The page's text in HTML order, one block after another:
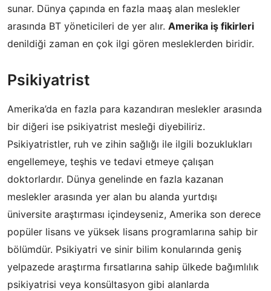
sunar. Dünya çapında en fazla maaş alan meslekler
arasında BT yöneticileri de yer alır. Amerika iş fikirleri
denildiği zaman en çok ilgi gören mesleklerden biridir.
Psikiyatrist
Amerika’da en fazla para kazandıran meslekler arasında
bir diğeri ise psikiyatrist mesleği diyebiliriz.
Psikiyatristler, ruh ve zihin sağlığı ile ilgili bozuklukları
engellemeye, teşhis ve tedavi etmeye çalışan
doktorlardır. Dünya genelinde en fazla kazanan
meslekler arasında yer alan bu alanda yurtdışı
üniversite araştırması içindeyseniz, Amerika son derece
popüler lisans ve yüksek lisans programlarına sahip bir
bölümdür. Psikiyatri ve sinir bilim konularında geniş
yelpazede araştırma fırsatlarına sahip ülkede bağımlılık
psikiyatrisi veya konsültasyon gibi alanlarda